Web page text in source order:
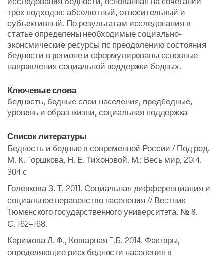
трёх подходов: абсолютный, относительный и
субъективный. По результатам исследования в
статье определены необходимые социально-
экономические ресурсы по преодолению состояния
бедности в регионе и сформулированы основные
направления социальной поддержки бедных.
Ключевые слова
бедность, бедные слои населения, предбедные,
уровень и образ жизни, социальная поддержка
Список литературы
Бедность и бедные в современной России / Под ред.
М. К. Горшкова, Н. Е. Тихоновой. М.: Весь мир, 2014.
304 с.
Голенкова З. Т. 2011. Социальная дифференциация и
социальное неравенство населения // Вестник
Тюменского государственного университета. № 8.
С. 162–168.
Каримова Л. Ф., Кошарная Г.Б. 2014. Факторы,
определяющие риск бедности населения в